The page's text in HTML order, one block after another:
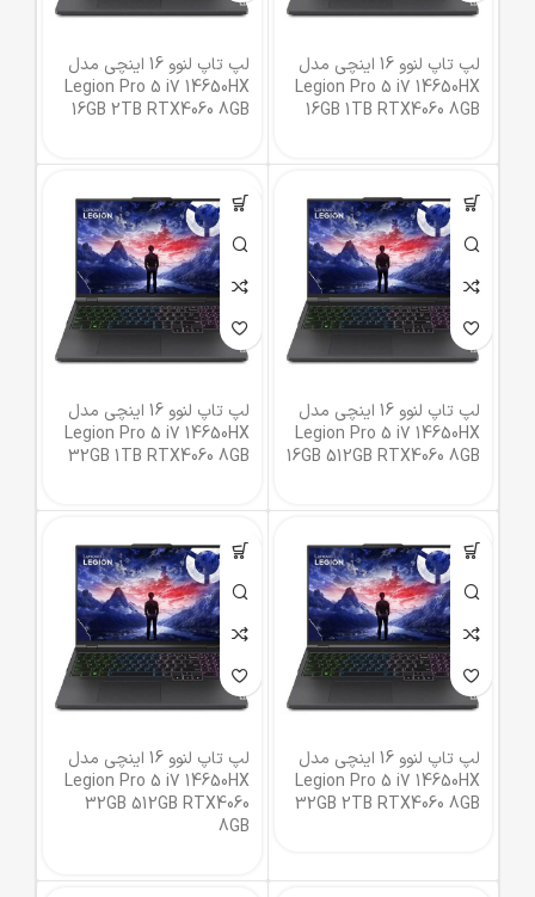
لپ تاپ لنوو 16 اینچی مدل
Legion Pro 5 i7 14650HX
16GB 1TB RTX4060 8GB
لپ تاپ لنوو 16 اینچی مدل
Legion Pro 5 i7 14650HX
16GB 2TB RTX4060 8GB
لپ تاپ لنوو 16 اینچی مدل
Legion Pro 5 i7 14650HX
16GB 512GB RTX4060 8GB
لپ تاپ لنوو 16 اینچی مدل
Legion Pro 5 i7 14650HX
32GB 1TB RTX4060 8GB
لپ تاپ لنوو 16 اینچی مدل
Legion Pro 5 i7 14650HX
32GB 2TB RTX4060 8GB
لپ تاپ لنوو 16 اینچی مدل
Legion Pro 5 i7 14650HX
32GB 512GB RTX4060
8GB